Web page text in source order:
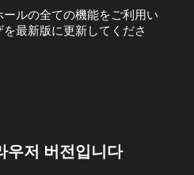
ルの全ての機能をご利用い
最新版に更新してくださ
우저 버전입니다